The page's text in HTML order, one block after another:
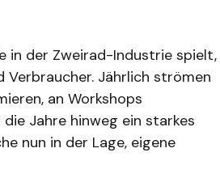
in der Zweirad-Industrie spielt,
Jährlich strömen
an Workshops
Jahre hinweg ein starkes
nun in der Lage, eigene